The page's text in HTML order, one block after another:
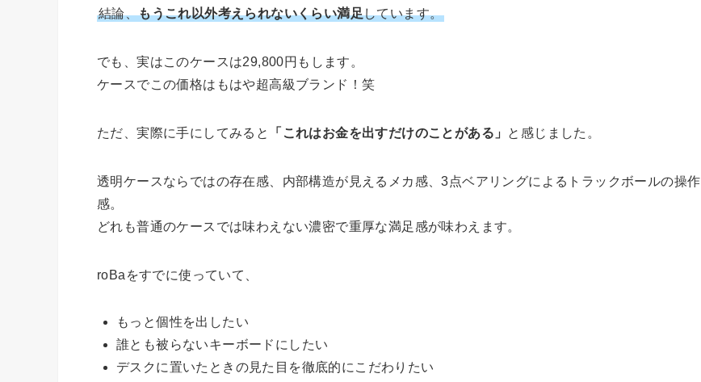
結論、もうこれ以外考えられないくらい満足しています。
でも、実はこのケースは29,800円もします。
ケースでこの価格はもはや超高級ブランド！笑
ただ、実際に手にしてみると 「これはお金を出すだけのことがある」 と感じました。
透明ケースならではの存在感、内部構造が見えるメカ感、3点ベアリングによるトラックボールの操作
感。
どれも普通のケースでは味わえない濃密で重厚な満足感が味わえます。
roBaをすでに使っていて、
もっと個性を出したい
誰とも被らないキーボードにしたい
デスクに置いたときの見た目を徹底的にこだわりたい